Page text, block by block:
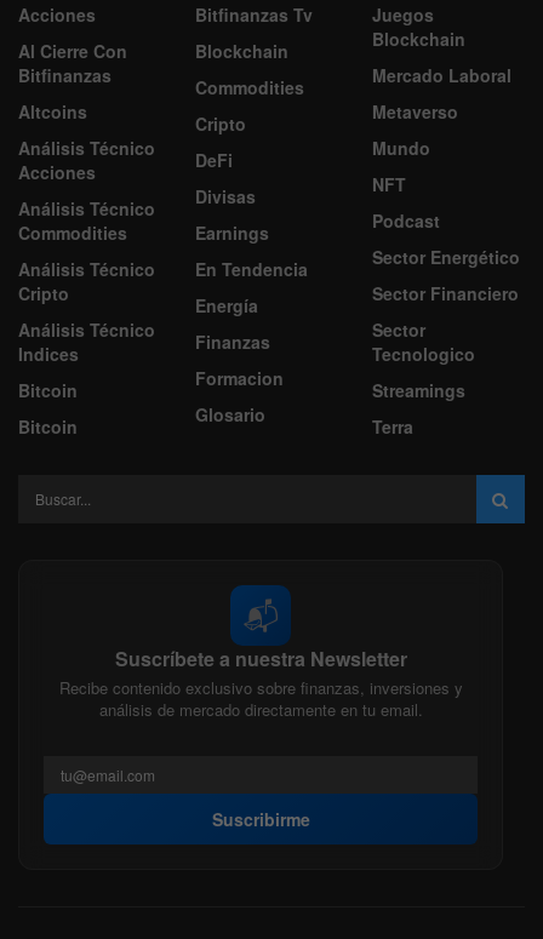
Acciones
Al Cierre Con
Bitfinanzas
Altcoins
Análisis Técnico
Acciones
Análisis Técnico
Commodities
Análisis Técnico
Cripto
Análisis Técnico
Indices
Bitcoin
Bitcoin
Bitfinanzas Tv
Blockchain
Commodities
Cripto
DeFi
Divisas
Earnings
En Tendencia
Energía
Finanzas
Formacion
Glosario
Juegos
Blockchain
Mercado Laboral
Metaverso
Mundo
NFT
Podcast
Sector Energético
Sector Financiero
Sector
Tecnologico
Streamings
Terra
📬
Suscríbete a nuestra Newsletter
Recibe contenido exclusivo sobre finanzas, inversiones y
análisis de mercado directamente en tu email.
Suscribirme